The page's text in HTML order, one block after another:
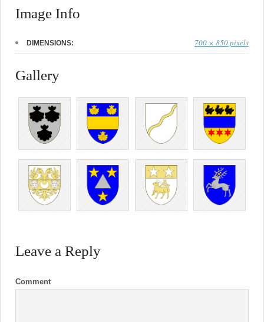
Image Info
DIMENSIONS: 700 × 850 pixels
Gallery
Leave a Reply
Comment